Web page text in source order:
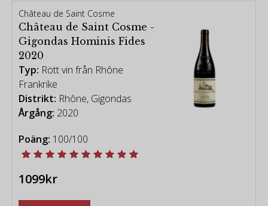
Château de Saint Cosme
Château de Saint Cosme -
Gigondas Hominis Fides
2020
Typ: Rött vin från Rhône
Frankrike
Distrikt: Rhône, Gigondas
Årgång: 2020
Poäng: 100/100
1099kr